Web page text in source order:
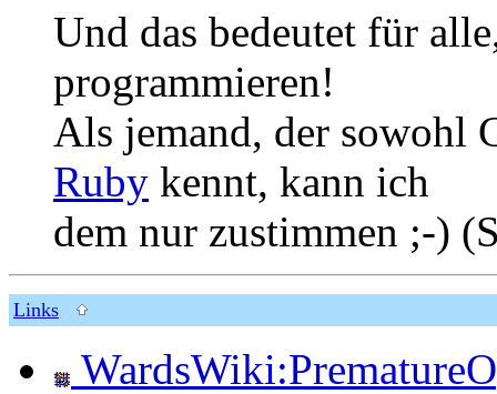
Und das bedeutet für
programmieren!
Als jemand, der sowohl
Ruby kennt, kann ich
dem nur zustimmen ;-)
Links